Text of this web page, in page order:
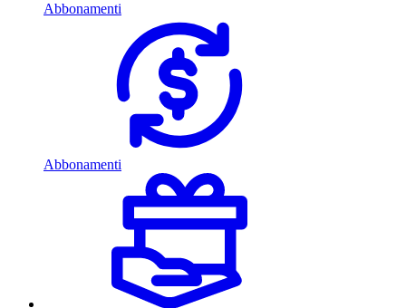
Abbonamenti
Abbonamenti